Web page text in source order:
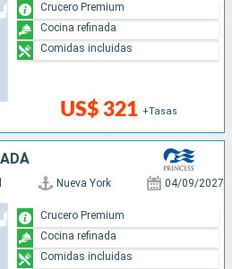
US$ 321 +Tasas
Crucero Premium
Cocina refinada
Comidas incluidas
Nueva York 04/09/2027
Crucero Premium
Cocina refinada
Comidas incluidas